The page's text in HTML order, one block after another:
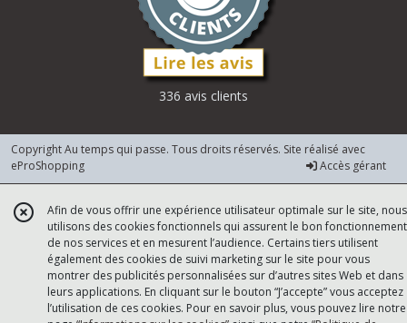
336 avis clients
Copyright Au temps qui passe. Tous droits réservés. Site réalisé avec
eProShopping
Accès gérant
Afin de vous offrir une expérience utilisateur optimale sur le site, nous
utilisons des cookies fonctionnels qui assurent le bon fonctionnement
de nos services et en mesurent l’audience. Certains tiers utilisent
également des cookies de suivi marketing sur le site pour vous
montrer des publicités personnalisées sur d’autres sites Web et dans
leurs applications. En cliquant sur le bouton “J’accepte” vous acceptez
l’utilisation de ces cookies. Pour en savoir plus, vous pouvez lire notre